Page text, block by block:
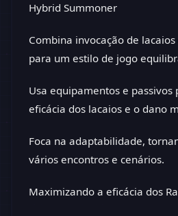
Hybrid Summoner
Combina invocação de
para um estilo de jogo
Usa equipamentos e
eficácia dos lacaios e o dano
Foca na adaptabilidade,
vários encontros e cenários.
Maximizando a eficácia dos